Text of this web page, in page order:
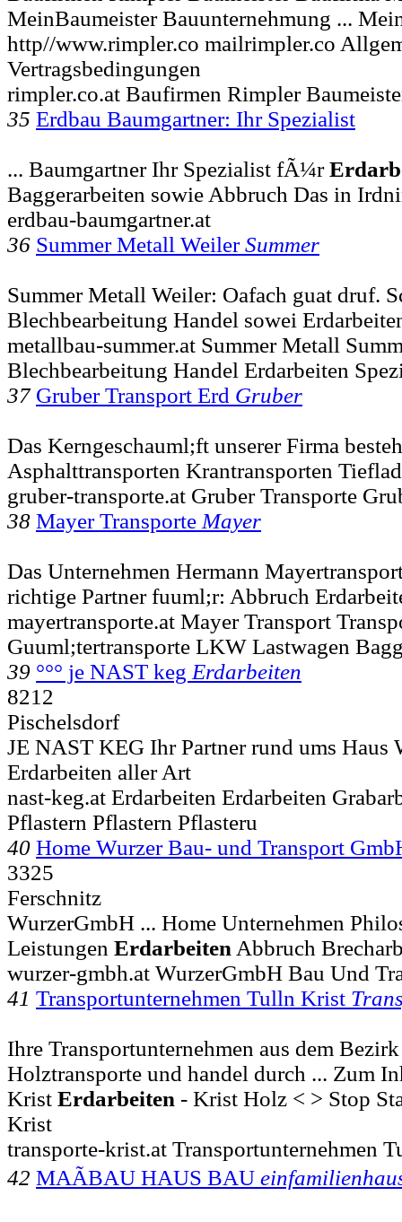
MeinBaumeister Bauunternehmung ...
http//www.rimpler.co mailrimpler.co
Vertragsbedingungen
rimpler.co.at Baufirmen Rimpler
35 Erdbau Baumgartner: Ihr Spezialist
... Baumgartner Ihr Spezialist fÃ¼r
Baggerarbeiten sowie Abbruch Das in
erdbau-baumgartner.at
36 Summer Metall WeilerSummer
Summer Metall Weiler: Oafach guat druf.
Blechbearbeitung Handel sowei
metallbau-summer.at Summer Metall
Blechbearbeitung Handel Erdarbeiten
37 Gruber Transport Erd Gruber
Das Kerngeschauml;ft unserer Firma
Asphalttransporten Krantransporten
gruber-transporte.at Gruber Transporte
38 Mayer Transporte Mayer
Das Unternehmen Hermann
richtige Partner fuuml;r: Abbruch
mayertransporte.at Mayer Transport
Guuml;tertransporte LKW Lastwagen
39 °°° je NAST keg Erdarbeiten
8212
Pischelsdorf
JE NAST KEG Ihr Partner rund ums Haus
Erdarbeiten aller Art
nast-keg.at Erdarbeiten Erdarbeiten
Pflastern Pflastern Pflasteru
40 Home Wurzer Bau- und Transport
3325
Ferschnitz
WurzerGmbH ... Home Unternehmen
Leistungen Erdarbeiten Abbruch
wurzer-gmbh.at WurzerGmbH Bau Und
41 Transportunternehmen Tulln Krist
Ihre Transportunternehmen aus dem
Holztransporte und handel durch ... Zum
Krist Erdarbeiten - Krist Holz < > Stop
Krist
transporte-krist.at Transportunternehmen
42 MAÃBAU HAUS BAU